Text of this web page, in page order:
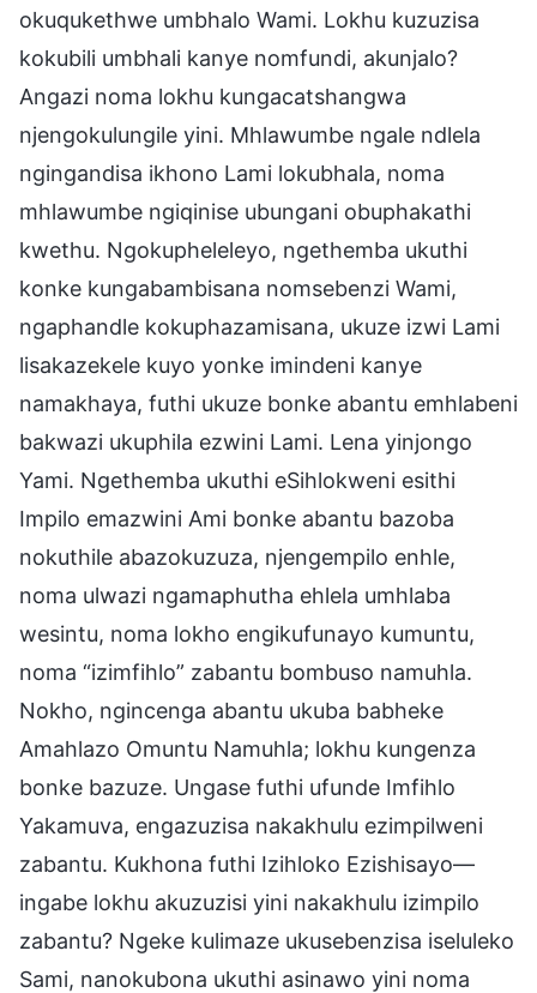
okuqukethwe umbhalo Wami. Lokhu kuzuzisa
kokubili umbhali kanye nomfundi, akunjalo?
Angazi noma lokhu kungacatshangwa
njengokulungile yini. Mhlawumbe ngale ndlela
ngingandisa ikhono Lami lokubhala, noma
mhlawumbe ngiqinise ubungani obuphakathi
kwethu. Ngokupheleleyo, ngethemba ukuthi
konke kungabambisana nomsebenzi Wami,
ngaphandle kokuphazamisana, ukuze izwi Lami
lisakazekele kuyo yonke imindeni kanye
namakhaya, futhi ukuze bonke abantu emhlabeni
bakwazi ukuphila ezwini Lami. Lena yinjongo
Yami. Ngethemba ukuthi eSihlokweni esithi
Impilo emazwini Ami bonke abantu bazoba
nokuthile abazokuzuza, njengempilo enhle,
noma ulwazi ngamaphutha ehlela umhlaba
wesintu, noma lokho engikufunayo kumuntu,
noma “izimfihlo” zabantu bombuso namuhla.
Nokho, ngincenga abantu ukuba babheke
Amahlazo Omuntu Namuhla; lokhu kungenza
bonke bazuze. Ungase futhi ufunde Imfihlo
Yakamuva, engazuzisa nakakhulu ezimpilweni
zabantu. Kukhona futhi Izihloko Ezishisayo—
ingabe lokhu akuzuzisi yini nakakhulu izimpilo
zabantu? Ngeke kulimaze ukusebenzisa iseluleko
Sami, nanokubona ukuthi asinawo yini noma